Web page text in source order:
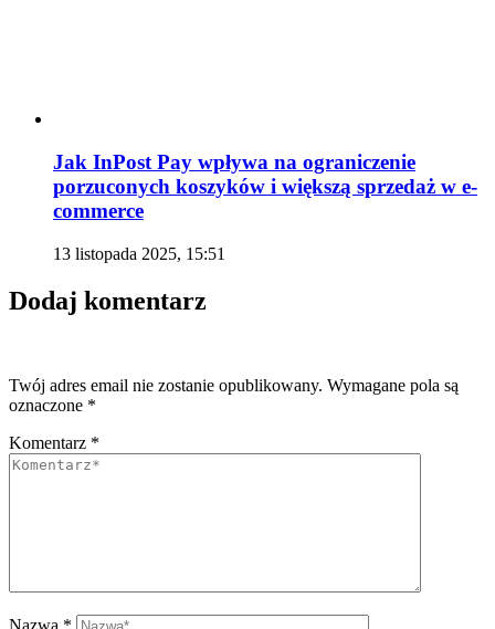
Jak InPost Pay wpływa na ograniczenie
porzuconych koszyków i większą sprzedaż w e-
commerce
13 listopada 2025, 15:51
Dodaj komentarz
Twój adres email nie zostanie opublikowany. Wymagane pola są
oznaczone *
Komentarz *
Nazwa *